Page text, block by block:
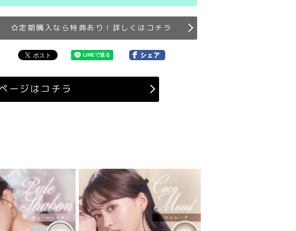
定期購入なら特典あり！詳しくはコチラ
ージはコチラ